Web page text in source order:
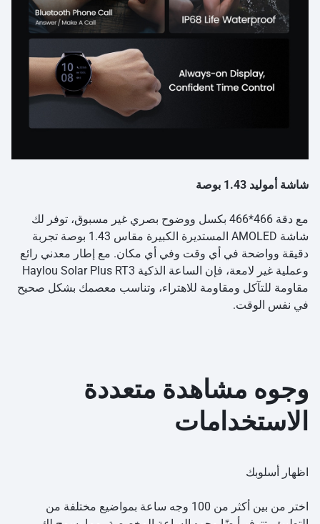
شاشة أموليد 1.43 بوصة
مع دقة 466*466 بكسل ووضوح بصري غير مسبوق، توفر لك
شاشة AMOLED المستديرة الكبيرة مقاس 1.43 بوصة تجربة
دقيقة وواضحة في أي وقت وفي أي مكان. مع إطار معدني رائع
وعملية غير لامعة، فإن الساعة الذكية Haylou Solar Plus RT3
مقاومة للتآكل ومقاومة للاهتراء، وتناسب معصمك بشكل صحيح
في نفس الوقت.
وجوه مشاهدة متعددة
الاستخدامات
اظهار أسلوبك
اختر من بين أكثر من 100 وجه ساعة بمواضيع مختلفة من